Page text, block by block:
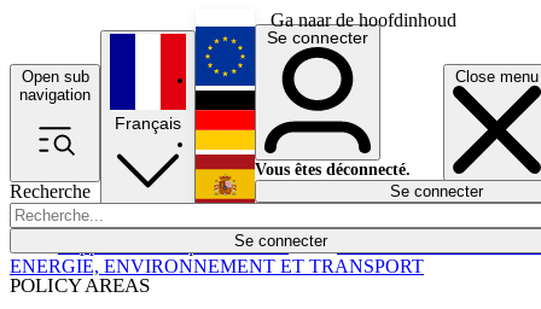
Ga naar de hoofdinhoud
Open sub
navigation
Close menu
Recherche
Se connecter
POLICY AREAS
Économie
Français
English
Deutsch
Español
Se connecter
Vous êtes déconnecté.
Se connecter
ENERGIE, ENVIRONNEMENT ET TRANSPORT